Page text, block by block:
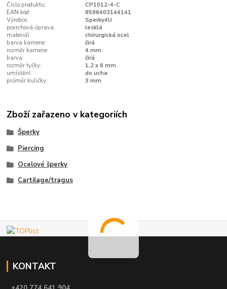
Číslo produktu:
CP1012-4-C
EAN kód:
8596403144141
Výrobce:
Sperky4U
povrchová úprava:
lesklá
materiál:
chirurgická ocel
barva kamene:
čirá
rozměr kamene:
4 mm
barva:
čirá
rozměr tyčky:
1,2 x 6 mm
umístění:
do ucha
průměr kuličky:
3 mm
Zboží zařazeno v kategoriích
Šperky
Piercing
Ocelové šperky
Cartilage/tragus
KONTAKT